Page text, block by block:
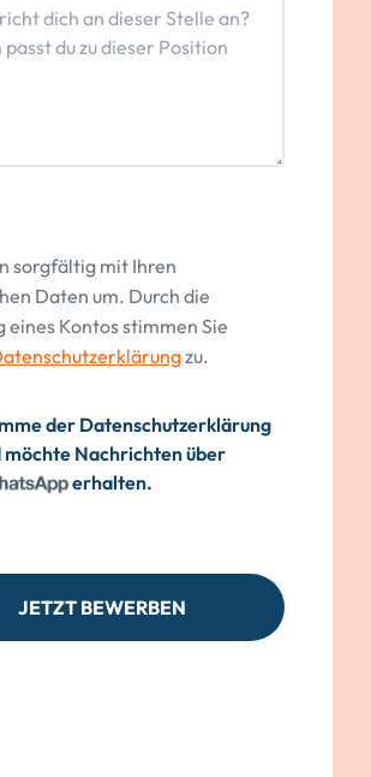
sorgfältig mit Ihren
Daten um. Durch die
eines Kontos stimmen Sie
zu.
der Datenschutzerklärung
möchte Nachrichten über
erhalten.
JETZT BEWERBEN